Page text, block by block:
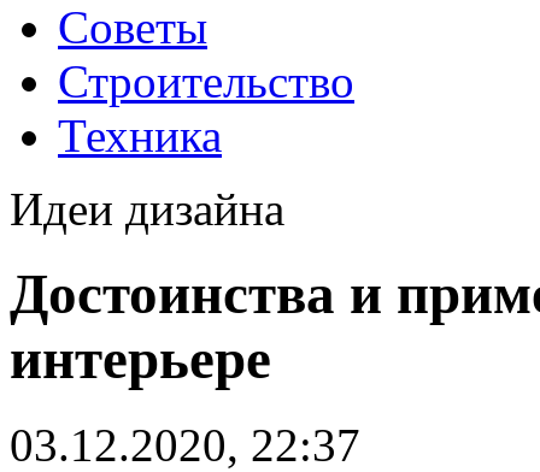
Советы
Строительство
Техника
Идеи дизайна
Достоинства и
интерьере
03.12.2020, 22:37